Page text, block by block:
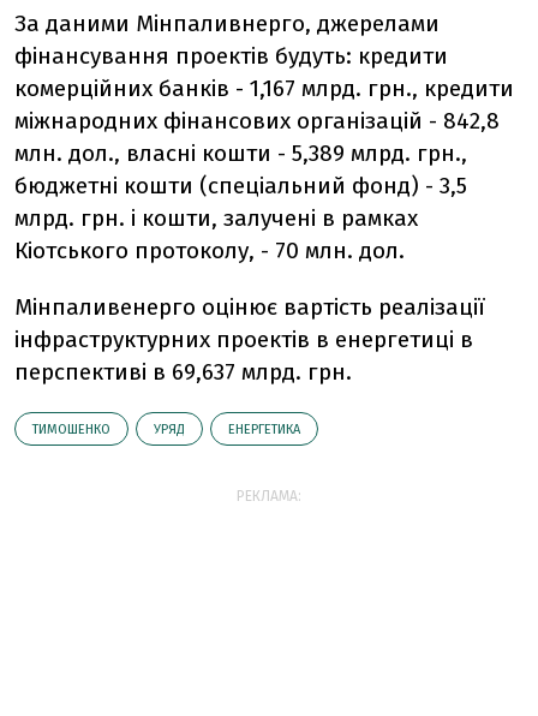
За даними Мінпаливнерго, джерелами
фінансування проектів будуть: кредити
комерційних банків - 1,167 млрд. грн., кредити
міжнародних фінансових організацій - 842,8
млн. дол., власні кошти - 5,389 млрд. грн.,
бюджетні кошти (спеціальний фонд) - 3,5
млрд. грн. і кошти, залучені в рамках
Кіотського протоколу, - 70 млн. дол.
Мінпаливенерго оцінює вартість реалізації
інфраструктурних проектів в енергетиці в
перспективі в 69,637 млрд. грн.
ТИМОШЕНКО УРЯД ЕНЕРГЕТИКА
РЕКЛАМА: